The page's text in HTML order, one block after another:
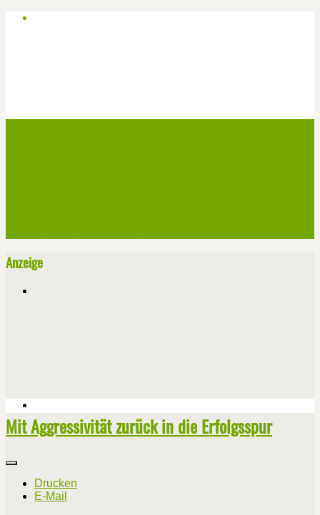
Anzeige
Mit Aggressivität zurück in die Erfolgsspur
Drucken
E-Mail